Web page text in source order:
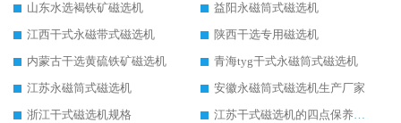
山东水选褐铁矿磁选机
益阳永磁筒式磁选机
江西干式永磁带式磁选机
陕西干选专用磁选机
内蒙古干选黄硫铁矿磁选机
青海tyg干式永磁筒式磁选机
江苏永磁筒式磁选机
安徽永磁筒式磁选机生产厂家
浙江干式磁选机规格
江苏干式磁选机的四点保养秘籍